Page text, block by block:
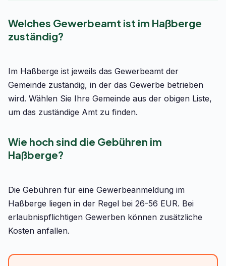
Welches Gewerbeamt ist im Haßberge
zuständig?
Im Haßberge ist jeweils das Gewerbeamt der
Gemeinde zuständig, in der das Gewerbe betrieben
wird. Wählen Sie Ihre Gemeinde aus der obigen Liste,
um das zuständige Amt zu finden.
Wie hoch sind die Gebühren im
Haßberge?
Die Gebühren für eine Gewerbeanmeldung im
Haßberge liegen in der Regel bei 26-56 EUR. Bei
erlaubnispflichtigen Gewerben können zusätzliche
Kosten anfallen.